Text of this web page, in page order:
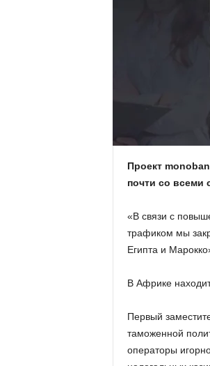
Проект
почти со всеми
«В связи с
трафиком мы
Египта и
В Африке
Первый
таможенной
операторы